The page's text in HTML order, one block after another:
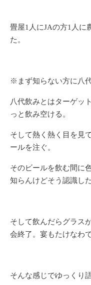
畳屋1人にJAの方1人に
た。
※まず知らない方に八
八代飲みとはターゲッ
っと飲み空ける。
そして熱く熱く目を見
ールを注ぐ。
そのビールを飲む間に
知らんけどそう認識し
そして飲んだらグラス
会終了。宴もたけなわで
そんな感じでゆっくり